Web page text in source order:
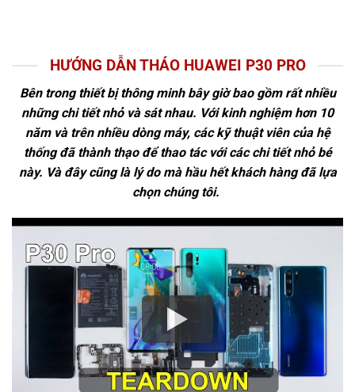
HƯỚNG DẪN THÁO HUAWEI P30 PRO
Bên trong thiết bị thông minh bây giờ bao gồm rất nhiều
những chi tiết nhỏ và sát nhau. Với kinh nghiệm hơn 10
năm và trên nhiều dòng máy, các kỹ thuật viên của hệ
thống đã thành thạo để thao tác với các chi tiết nhỏ bé
này. Và đây cũng là lý do mà hầu hết khách hàng đã lựa
chọn chúng tôi.